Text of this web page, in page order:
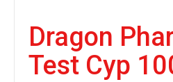
Dragon
Test Cyp